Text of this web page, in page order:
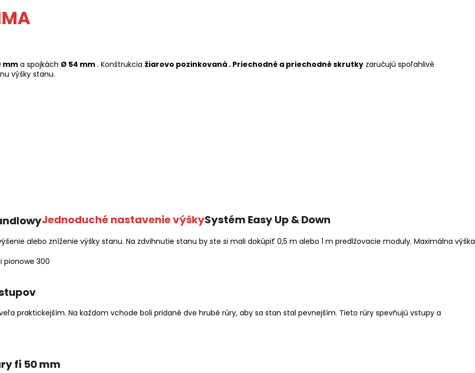
mma spojkách Ø 54 mm . Konštrukcia žiarovo pozinkovaná . Priechodné a priechodné skrutky zaručujú spoľahlivé
výšky stanu.
Jednoduché nastavenie výškySystém Easy Up & Down
alebo zníženie výšky stanu. Na zdvihnutie stanu by ste si mali dokúpiť 0,5 m alebo 1 m predlžovacie moduly. Maximálna výška
praktickejším. Na každom vchode boli pridané dve hrubé rúry, aby sa stan stal pevnejším. Tieto rúry spevňujú vstupy a
fi 50 mm